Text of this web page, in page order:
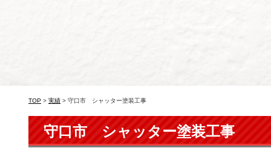
TOP > 実績 > 守口市 シャッター塗装工事
守口市 シャッター塗装工事